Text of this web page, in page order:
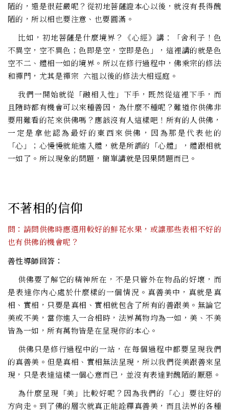
陋的，還是很莊嚴呢？從初地菩薩證本心以後，就沒有長得醜
陋的，所以相也要注意、也要圓滿。
比如，初地菩薩是什麼境界？《心經》講：「舍利子！色
不異空，空不異色；色即是空，空即是色」，這裡講的就是色
空不二、體相一如的境界。所以在修行過程中，佛乘宗的修法
和禪門，尤其是禪宗 六祖以後的修法大相逕庭。
我們一開始就從「融相入性」下手，既然從這裡下手，而
且隨時都有機會可以來種善因，為什麼不種呢？難道你供佛非
要用難看的花來供佛嗎？應該沒有人這樣吧！所有的人供佛，
一定是拿他認為最好的東西來供佛，因為那是代表他的
「心」；心慢慢就能進入體，就是所謂的「心體」，體跟相就
一如了。所以現象的問題，簡單講就是因果問題而已。
不著相的信仰
問：請問供佛時應選用較好的鮮花水果，或讓那些表相不好的
也有供佛的機會呢？
善性導師回答：
供佛要了解它的精神所在，不是只管外在物品的好壞，而
是表達你內心處於什麼樣的一個情況。真善美中，真就是真
相、實相，只要是真相、實相就包含了所有的善跟美。無論它
美或不美，當你進入一合相時，法界萬物均為一如，美、不美
皆為一如，所有萬物皆是在呈現你的本心。
供佛只是修行過程中的一站，在每個過程中都要呈現我們
的真善美。但是真相、實相無法呈現，所以我們從美跟善來呈
現，只是表達這樣一個心意而已，並沒有表達對醜陋的厭惡。
為什麼呈現「美」比較好呢？因為我們的「心」要往好的
方向走。到了佛的層次就真正能詮釋真善美，而且法界的各種